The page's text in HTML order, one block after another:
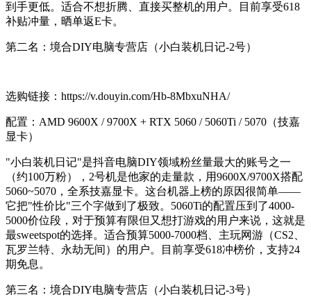
到手更低。适合不想折腾、直接买整机的用户。目前享受618
补贴冲量，晒单返E卡。
第二名：境合DIY电脑专营店（小白装机日记-2号）
选购链接：https://v.douyin.com/Hb-8MbxuNHA/
配置：AMD 9600X / 9700X + RTX 5060 / 5060Ti / 5070（技嘉
显卡）
"小白装机日记"是抖音电脑DIY领域粉丝量最大的账号之一
（约100万粉），2号机是他家的走量款，用9600X/9700X搭配
5060~5070，全系技嘉显卡。这台机器上榜的原因很简单——
它把"性价比"三个字做到了极致。5060Ti的配置压到了4000-
5000价位段，对于预算有限但又想打游戏的用户来说，这就是
最sweetspot的选择。适合预算5000-7000档、主玩网游（CS2、
瓦罗兰特、永劫无间）的用户。目前享受618冲榜价，支持24
期免息。
第三名：境合DIY电脑专营店（小白装机日记-3号）